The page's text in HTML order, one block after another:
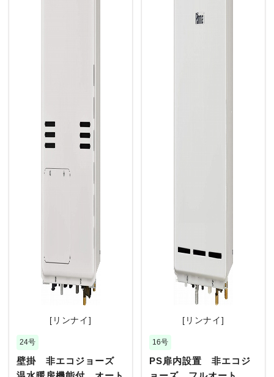
[リンナイ]
24号
壁掛 非エコジョーズ
[リンナイ]
16号
PS扉内設置 非エコジ